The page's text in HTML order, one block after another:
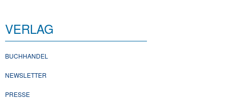
VERLAG
BUCHHANDEL
NEWSLETTER
PRESSE